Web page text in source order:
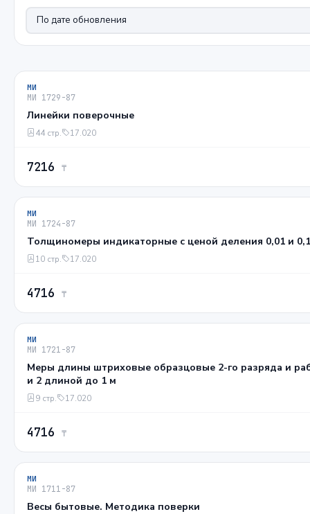
МИ
МИ 1729-87
Линейки поверочные
44 стр. 17.020
7216 ₸
МИ
МИ 1724-87
Толщиномеры индикаторные с ценой деления 0,01 и
10 стр. 17.020
4716 ₸
МИ
МИ 1721-87
Меры длины штриховые образцовые 2-го разряда и
и 2 длиной до 1 м
9 стр. 17.020
4716 ₸
МИ
МИ 1711-87
Весы бытовые. Методика поверки